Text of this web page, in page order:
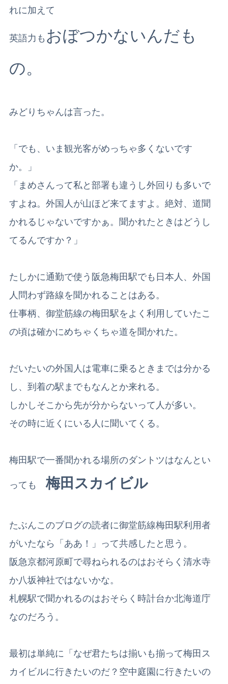
れに加えて
英語力も おぼつかないんだも
の。
みどりちゃんは言った。
「でも、いま観光客がめっちゃ多くないです
か。」
「まめさんって私と部署も違うし外回りも多いで
すよね。外国人が山ほど来てますよ。絶対、道聞
かれるじゃないですかぁ。聞かれたときはどうし
てるんですか？」
たしかに通勤で使う阪急梅田駅でも日本人、外国
人問わず路線を聞かれることはある。
仕事柄、御堂筋線の梅田駅をよく利用していたこ
の頃は確かにめちゃくちゃ道を聞かれた。
だいたいの外国人は電車に乗るときまでは分かる
し、到着の駅までもなんとか来れる。
しかしそこから先が分からないって人が多い。
その時に近くにいる人に聞いてくる。
梅田駅で一番聞かれる場所のダントツはなんとい
っても梅田スカイビル
たぶんこのブログの読者に御堂筋線梅田駅利用者
がいたなら「ああ！」って共感したと思う。
阪急京都河原町で尋ねられるのはおそらく清水寺
か八坂神社ではないかな。
札幌駅で聞かれるのはおそらく時計台か北海道庁
なのだろう。
最初は単純に「なぜ君たちは揃いも揃って梅田ス
カイビルに行きたいのだ？空中庭園に行きたいの